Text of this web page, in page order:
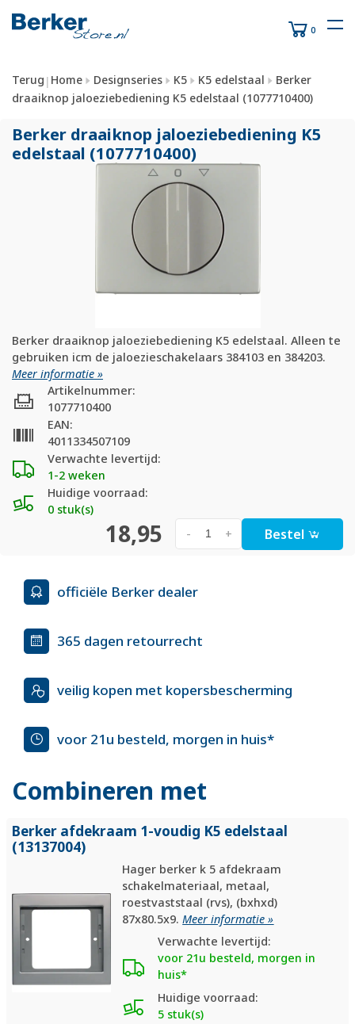
0
Terug | Home Designseries K5 K5 edelstaal
Berker
draaiknop jaloeziebediening K5 edelstaal (1077710400)
Berker draaiknop jaloeziebediening K5
edelstaal (1077710400)
Berker draaiknop jaloeziebediening K5 edelstaal. Alleen te
gebruiken icm de jaloezieschakelaars 384103 en 384203.
Meer informatie »
Verwachte levertijd:
1-2 weken
Huidige voorraad:
0 stuk(s)
Artikelnummer:
1077710400
EAN:
4011334507109
18,95 +
- Bestel
officiële Berker dealer
365 dagen retourrecht
veilig kopen met kopersbescherming
voor 21u besteld, morgen in huis*
Combineren met
Berker afdekraam 1-voudig K5 edelstaal
(13137004)
Hager berker k 5 afdekraam
schakelmateriaal, metaal,
roestvaststaal (rvs), (bxhxd)
87x80.5x9.Meer informatie »
Verwachte levertijd:
voor 21u besteld, morgen in
huis*
Huidige voorraad:
5 stuk(s)